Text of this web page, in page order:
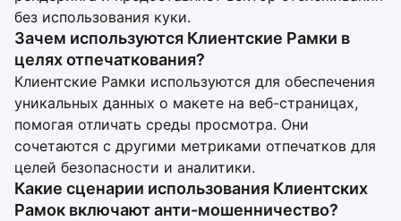
без использования куки.
Зачем используются Клиентские Рамки в
целях отпечаткования?
Клиентские Рамки используются для обеспечения
уникальных данных о макете на веб-страницах,
помогая отличать среды просмотра. Они
сочетаются с другими метриками отпечатков для
целей безопасности и аналитики.
Какие сценарии использования Клиентских
Рамок включают анти-мошенничество?